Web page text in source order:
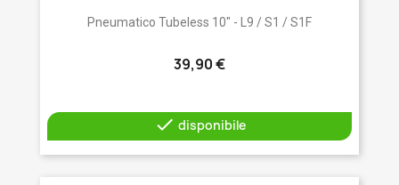
Pneumatico Tubeless 10" - L9 / S1 / S1F
39,90 €
 disponibile